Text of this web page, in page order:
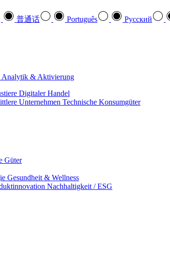
普通话 Português Pусский
Analytik & Aktivierung
Digitaler Handel
Unternehmen Technische Konsumgüter
Güter
Gesundheit & Wellness
Nachhaltigkeit / ESG